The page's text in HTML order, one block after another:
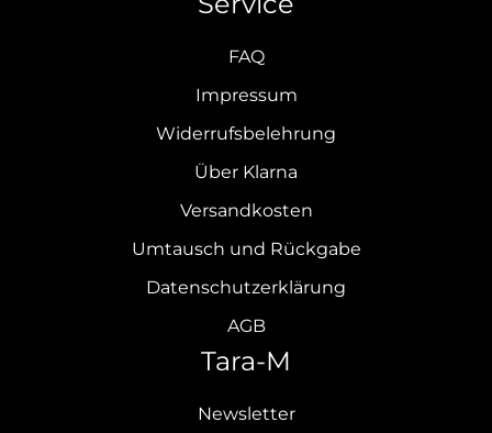
FAQ
Impressum
Widerrufsbelehrung
Über Klarna
Versandkosten
Umtausch und Rückgabe
Datenschutzerklärung
AGB
Tara-M
Newsletter